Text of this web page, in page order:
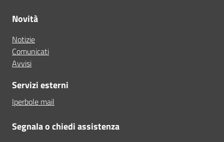
Novità
Notizie
Comunicati
Avvisi
Servizi esterni
Iperbole mail
Segnala o chiedi assistenza